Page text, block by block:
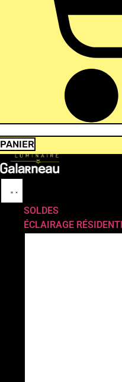
PANIER
SOLDES
ÉCLAIRAGE